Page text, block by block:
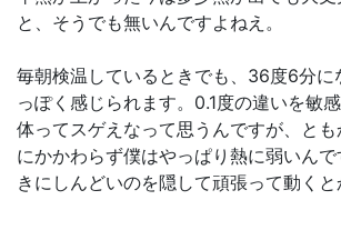
と、そうでも無いんですよねえ。
毎朝検温しているときでも、36度6分に
っぽく感じられます。0.1度の違いを敏
体ってスゲえなって思うんですが、と
にかかわらず僕はやっぱり熱に弱いん
きにしんどいのを隠して頑張って動くと